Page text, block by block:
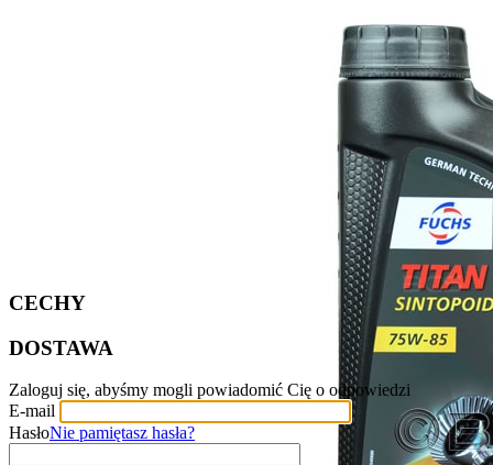
CECHY
DOSTAWA
Zaloguj się, abyśmy mogli powiadomić Cię o odpowiedzi
E-mail
HasłoNie pamiętasz hasła?